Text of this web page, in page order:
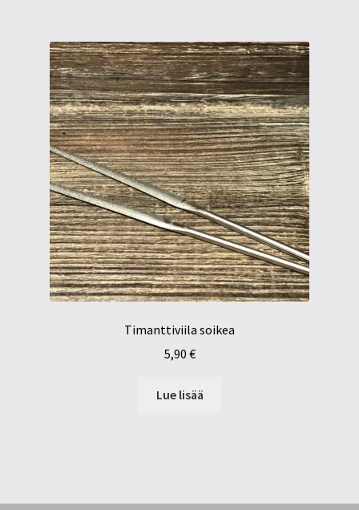
Timanttiviila soikea
5,90 €
Lue lisää